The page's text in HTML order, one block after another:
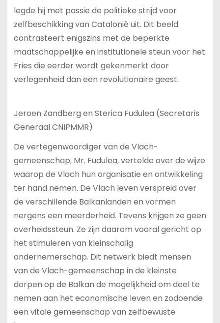
legde hij met passie de politieke strijd voor
zelfbeschikking van Catalonië uit. Dit beeld
contrasteert enigszins met de beperkte
maatschappelijke en institutionele steun voor het
Fries die eerder wordt gekenmerkt door
verlegenheid dan een revolutionaire geest.
Jeroen Zandberg en Sterica Fudulea (Secretaris
Generaal CNIPMMR)
De vertegenwoordiger van de Vlach-
gemeenschap, Mr. Fudulea, vertelde over de wijze
waarop de Vlach hun organisatie en ontwikkeling
ter hand nemen. De Vlach leven verspreid over
de verschillende Balkanlanden en vormen
nergens een meerderheid. Tevens krijgen ze geen
overheidssteun. Ze zijn daarom vooral gericht op
het stimuleren van kleinschalig
ondernemerschap. Dit netwerk biedt mensen
van de Vlach-gemeenschap in de kleinste
dorpen op de Balkan de mogelijkheid om deel te
nemen aan het economische leven en zodoende
een vitale gemeenschap van zelfbewuste